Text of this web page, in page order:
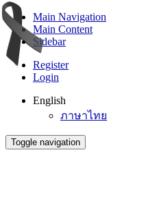
Main Navigation
Main Content
Sidebar
Register
Login
English
ภาษาไทย
Toggle navigation